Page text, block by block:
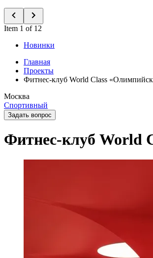
Item 1 of 12
Новинки
Главная
Проекты
Фитнес-клуб World Class
Москва
Спортивный
Задать вопрос
Фитнес-клуб World